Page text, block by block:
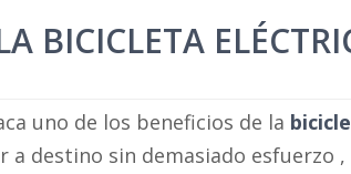
BICICLETA
uno de los beneficios de la
a destino sin demasiado esfuerzo